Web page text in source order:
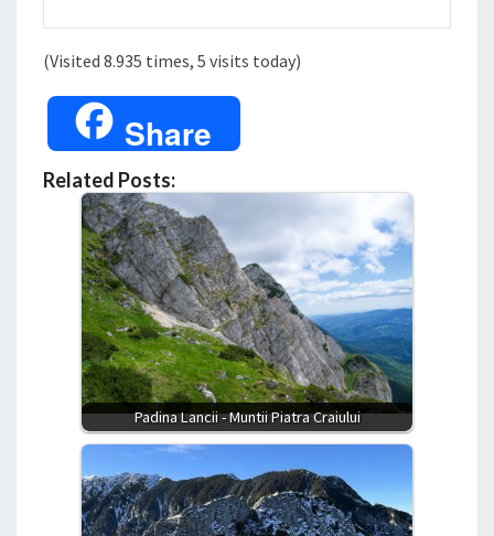
(Visited 8.935 times, 5 visits today)
Share
Related Posts:
Padina Lancii - Muntii Piatra Craiului